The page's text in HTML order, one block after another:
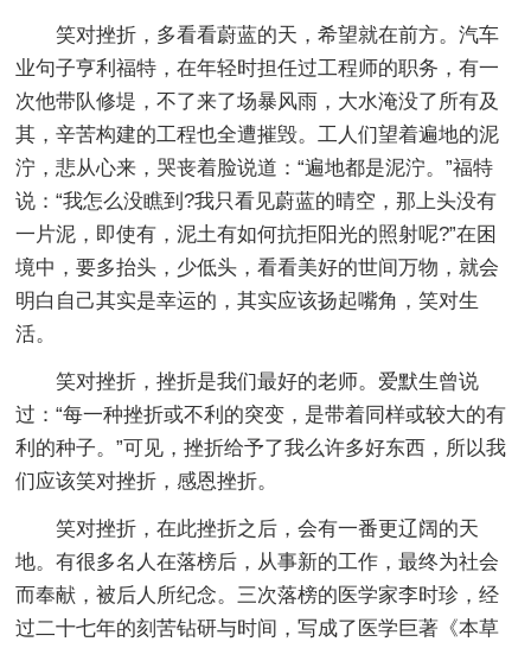
笑对挫折，多看看蔚蓝的天，希望就在前方。汽车
业句子亨利福特，在年轻时担任过工程师的职务，有一
次他带队修堤，不了来了场暴风雨，大水淹没了所有及
其，辛苦构建的工程也全遭摧毁。工人们望着遍地的泥
泞，悲从心来，哭丧着脸说道：“遍地都是泥泞。”福特
说：“我怎么没瞧到?我只看见蔚蓝的晴空，那上头没有
一片泥，即使有，泥土有如何抗拒阳光的照射呢?”在困
境中，要多抬头，少低头，看看美好的世间万物，就会
明白自己其实是幸运的，其实应该扬起嘴角，笑对生
活。
笑对挫折，挫折是我们最好的老师。爱默生曾说
过：“每一种挫折或不利的突变，是带着同样或较大的有
利的种子。”可见，挫折给予了我么许多好东西，所以我
们应该笑对挫折，感恩挫折。
笑对挫折，在此挫折之后，会有一番更辽阔的天
地。有很多名人在落榜后，从事新的工作，最终为社会
而奉献，被后人所纪念。三次落榜的医学家李时珍，经
过二十七年的刻苦钻研与时间，写成了医学巨著《本草